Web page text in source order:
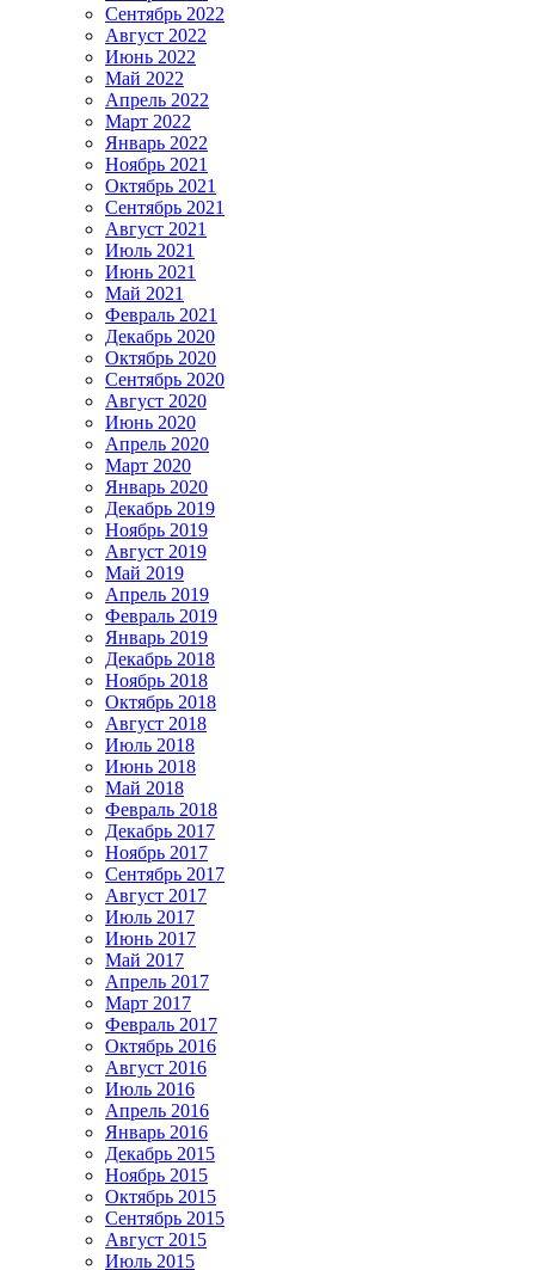
Сентябрь 2022
Август 2022
Июнь 2022
Май 2022
Апрель 2022
Март 2022
Январь 2022
Ноябрь 2021
Октябрь 2021
Сентябрь 2021
Август 2021
Июль 2021
Июнь 2021
Май 2021
Февраль 2021
Декабрь 2020
Октябрь 2020
Сентябрь 2020
Август 2020
Июнь 2020
Апрель 2020
Март 2020
Январь 2020
Декабрь 2019
Ноябрь 2019
Август 2019
Май 2019
Апрель 2019
Февраль 2019
Январь 2019
Декабрь 2018
Ноябрь 2018
Октябрь 2018
Август 2018
Июль 2018
Июнь 2018
Май 2018
Февраль 2018
Декабрь 2017
Ноябрь 2017
Сентябрь 2017
Август 2017
Июль 2017
Июнь 2017
Май 2017
Апрель 2017
Март 2017
Февраль 2017
Октябрь 2016
Август 2016
Июль 2016
Апрель 2016
Январь 2016
Декабрь 2015
Ноябрь 2015
Октябрь 2015
Сентябрь 2015
Август 2015
Июль 2015